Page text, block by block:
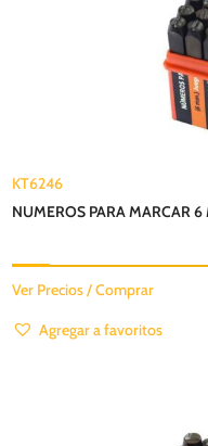
KT6246
NUMEROS PARA MARCAR
Ver Precios / Comprar
Agregar a favoritos